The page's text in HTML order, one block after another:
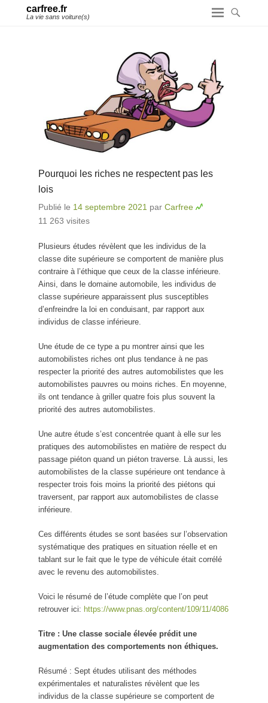
carfree.fr
La vie sans voiture(s)
Pourquoi les riches ne respectent pas les
lois
Publié le 14 septembre 2021 par Carfree
11 263 visites
Plusieurs études révèlent que les individus de la
classe dite supérieure se comportent de manière plus
contraire à l’éthique que ceux de la classe inférieure.
Ainsi, dans le domaine automobile, les individus de
classe supérieure apparaissent plus susceptibles
d’enfreindre la loi en conduisant, par rapport aux
individus de classe inférieure.
Une étude de ce type a pu montrer ainsi que les
automobilistes riches ont plus tendance à ne pas
respecter la priorité des autres automobilistes que les
automobilistes pauvres ou moins riches. En moyenne,
ils ont tendance à griller quatre fois plus souvent la
priorité des autres automobilistes.
Une autre étude s’est concentrée quant à elle sur les
pratiques des automobilistes en matière de respect du
passage piéton quand un piéton traverse. Là aussi, les
automobilistes de la classe supérieure ont tendance à
respecter trois fois moins la priorité des piétons qui
traversent, par rapport aux automobilistes de classe
inférieure.
Ces différents études se sont basées sur l’observation
systématique des pratiques en situation réelle et en
tablant sur le fait que le type de véhicule était corrélé
avec le revenu des automobilistes.
Voici le résumé de l’étude complète que l’on peut
retrouver ici: https://www.pnas.org/content/109/11/4086
Titre : Une classe sociale élevée prédit une
augmentation des comportements non éthiques.
Résumé : Sept études utilisant des méthodes
expérimentales et naturalistes révèlent que les
individus de la classe supérieure se comportent de